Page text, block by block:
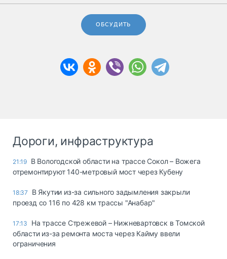
ОБСУДИТЬ
Дороги, инфраструктура
21:19 В Вологодской области на трассе Сокол – Вожега
отремонтируют 140-метровый мост через Кубену
18:37
В Якутии из-за сильного задымления закрыли
проезд со 116 по 428 км трассы "Анабар"
17:13
На трассе Стрежевой – Нижневартовск в Томской
области из-за ремонта моста через Кайму ввели
ограничения